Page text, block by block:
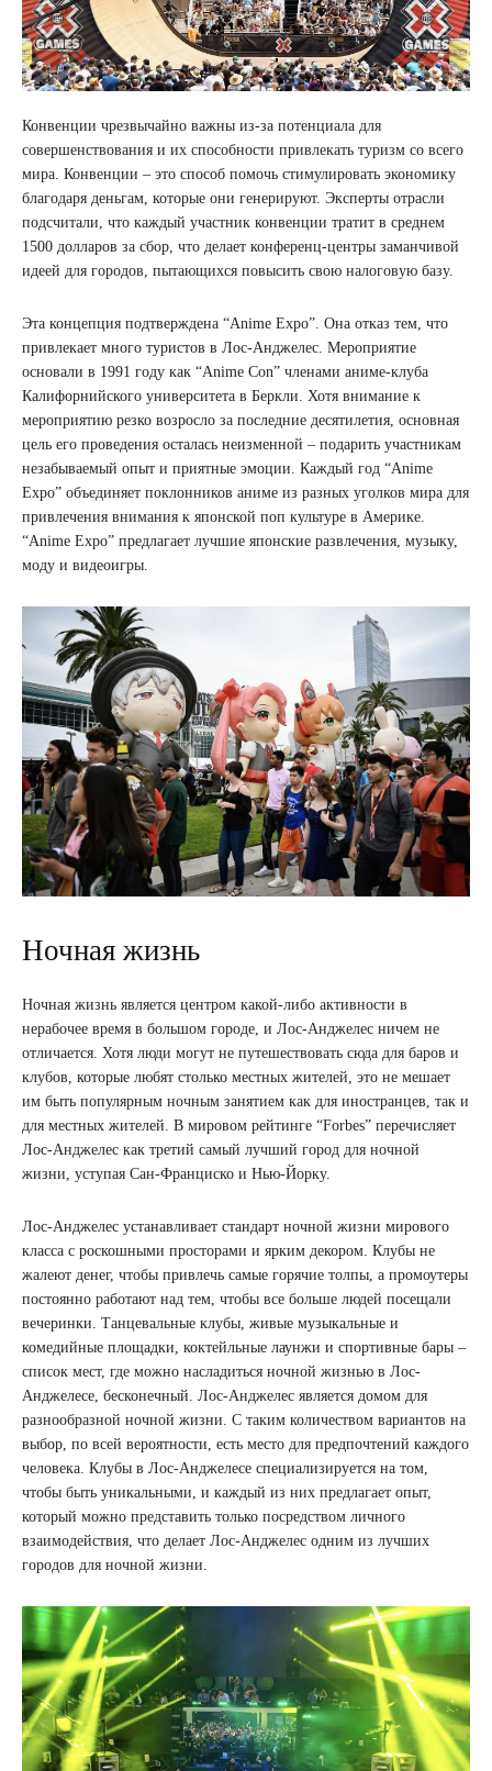
Конвенции чрезвычайно важны из-за потенциала для
совершенствования и их способности привлекать туризм со всего
мира. Конвенции – это способ помочь стимулировать экономику
благодаря деньгам, которые они генерируют. Эксперты отрасли
подсчитали, что каждый участник конвенции тратит в среднем
1500 долларов за сбор, что делает конференц-центры заманчивой
идеей для городов, пытающихся повысить свою налоговую базу.
Эта концепция подтверждена “Anime Expo”. Она отказ тем, что
привлекает много туристов в Лос-Анджелес. Мероприятие
основали в 1991 году как “Anime Con” членами аниме-клуба
Калифорнийского университета в Беркли. Хотя внимание к
мероприятию резко возросло за последние десятилетия, основная
цель его проведения осталась неизменной – подарить участникам
незабываемый опыт и приятные эмоции. Каждый год “Anime
Expo” объединяет поклонников аниме из разных уголков мира для
привлечения внимания к японской поп культуре в Америке.
“Anime Expo” предлагает лучшие японские развлечения, музыку,
моду и видеоигры.
Ночная жизнь
Ночная жизнь является центром какой-либо активности в
нерабочее время в большом городе, и Лос-Анджелес ничем не
отличается. Хотя люди могут не путешествовать сюда для баров и
клубов, которые любят столько местных жителей, это не мешает
им быть популярным ночным занятием как для иностранцев, так и
для местных жителей. В мировом рейтинге “Forbes” перечисляет
Лос-Анджелес как третий самый лучший город для ночной
жизни, уступая Сан-Франциско и Нью-Йорку.
Лос-Анджелес устанавливает стандарт ночной жизни мирового
класса с роскошными просторами и ярким декором. Клубы не
жалеют денег, чтобы привлечь самые горячие толпы, а промоутеры
постоянно работают над тем, чтобы все больше людей посещали
вечеринки. Танцевальные клубы, живые музыкальные и
комедийные площадки, коктейльные лаунжи и спортивные бары –
список мест, где можно насладиться ночной жизнью в Лос-
Анджелесе, бесконечный. Лос-Анджелес является домом для
разнообразной ночной жизни. С таким количеством вариантов на
выбор, по всей вероятности, есть место для предпочтений каждого
человека. Клубы в Лос-Анджелесе специализируется на том,
чтобы быть уникальными, и каждый из них предлагает опыт,
который можно представить только посредством личного
взаимодействия, что делает Лос-Анджелес одним из лучших
городов для ночной жизни.